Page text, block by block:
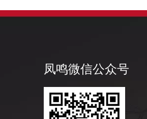
凤鸣微信公众号